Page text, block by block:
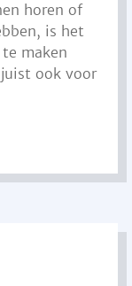
horen of
is het
maken
ook voor